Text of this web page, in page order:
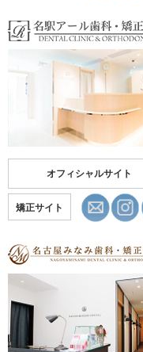
オフィシャルサイト
矯正サイト